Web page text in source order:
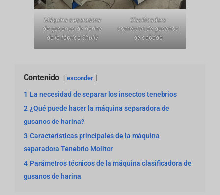
Máquina separadora
de gusanos de harina
de la fábrica Shuliy
Clasificadora
comercial de gusanos
de cebada
Contenido esconder
1 La necesidad de separar los insectos tenebrios
2 ¿Qué puede hacer la máquina separadora de
gusanos de harina?
3 Características principales de la máquina
separadora Tenebrio Molitor
4 Parámetros técnicos de la máquina clasificadora de
gusanos de harina.